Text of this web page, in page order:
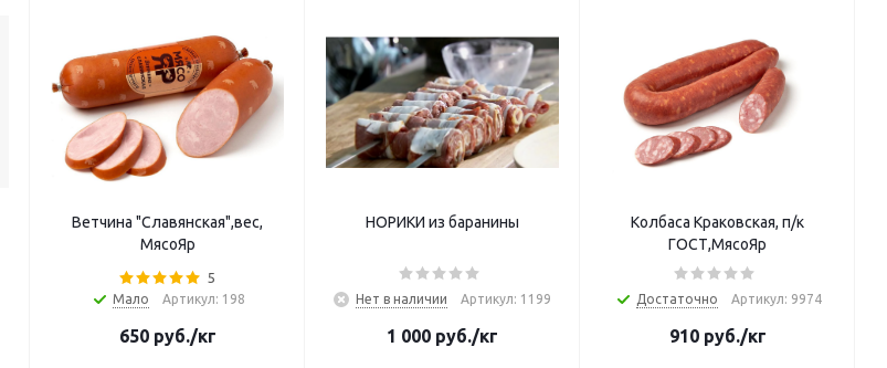
Ветчина "Славянская",вес,
МясоЯр
5
Мало Артикул: 198
650руб./кг
НОРИКИ из баранины
Нет в наличии Артикул: 1199
1 000 руб./кг
Колбаса Краковская, п/к
ГОСТ,МясоЯр
Достаточно Артикул: 9974
910руб./кг